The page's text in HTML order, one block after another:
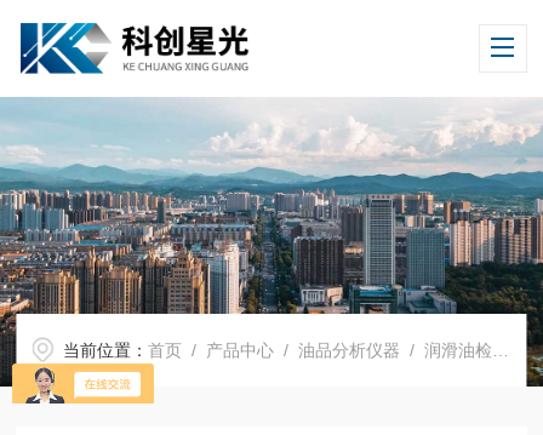
当前位置：首页 / 产品中心 /油品分析仪器 /润滑油检测仪器